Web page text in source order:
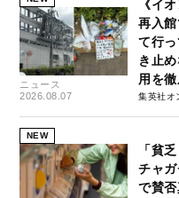
ニュース
2026.08.07
《イ
再入
て行
き止
用を
集英社オ
NEW
「貧
チャ
で賛